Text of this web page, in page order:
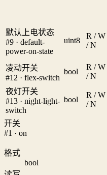
默认上电状态
#9 · default-
power-on-state
uint8
R / W
/ N
凌动开关
#12 · flex-switch
bool
R / W
/ N
夜灯开关
#13 · night-light-
switch
bool
R / W
/ N
开关
#1 · on
格式
bool